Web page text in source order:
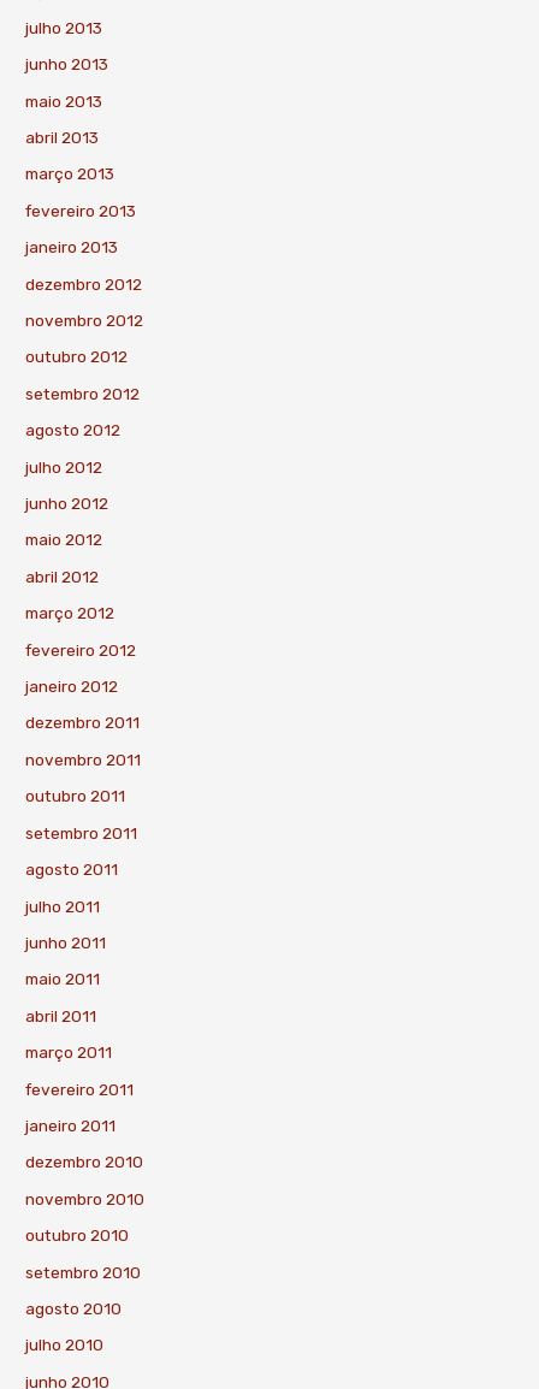
julho 2013
junho 2013
maio 2013
abril 2013
março 2013
fevereiro 2013
janeiro 2013
dezembro 2012
novembro 2012
outubro 2012
setembro 2012
agosto 2012
julho 2012
junho 2012
maio 2012
abril 2012
março 2012
fevereiro 2012
janeiro 2012
dezembro 2011
novembro 2011
outubro 2011
setembro 2011
agosto 2011
julho 2011
junho 2011
maio 2011
abril 2011
março 2011
fevereiro 2011
janeiro 2011
dezembro 2010
novembro 2010
outubro 2010
setembro 2010
agosto 2010
julho 2010
junho 2010